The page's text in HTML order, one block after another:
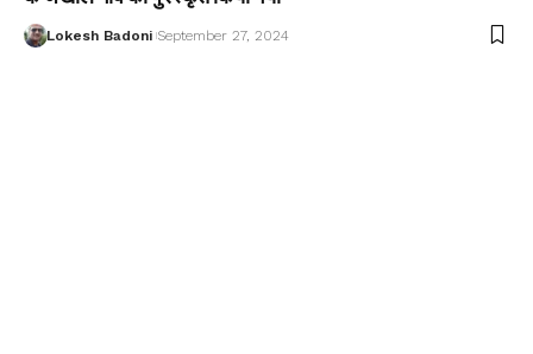
Lokesh Badoni September 27, 2024